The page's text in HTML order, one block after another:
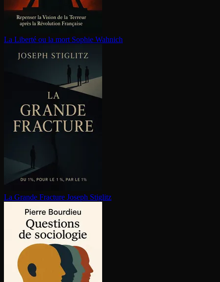
La Liberté ou la mort Sophie Wahnich
La Grande Fracture Joseph Stiglitz